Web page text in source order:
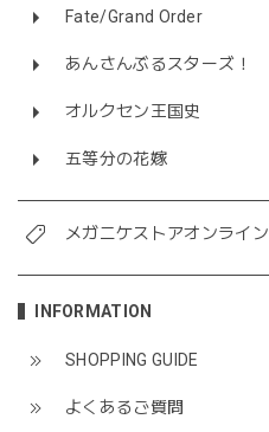
Fate/Grand Order
あんさんぶるスターズ！
オルクセン王国史
五等分の花嫁
メガニケストアオンライン
INFORMATION
SHOPPING GUIDE
よくあるご質問